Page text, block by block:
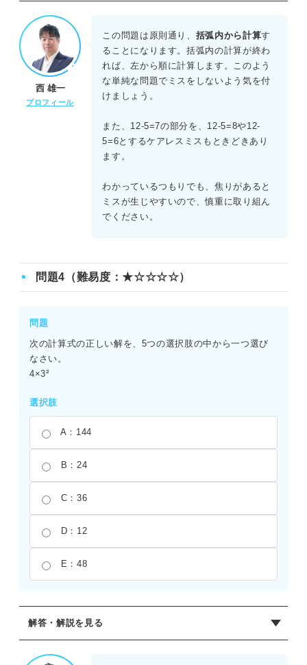
正解：C
足し算と引き算の式だが、括弧があるため、括弧内の計算
が優先される。まず、括弧内の12-5を計算すると7になる。
これに8を足すと、8+7=15となる。したがって、15が正し
い答えである。括弧を無視して前から計算すると異なる数
値になるため、計算の順序に注意することが重要。
西 雄一
プロフィール
この問題は原則通り、 括弧内から計算す
ることになります。括弧内の計算が終わ
れば、左から順に計算します。このよう
な単純な問題でミスをしないよう気を付
けましょう。
また、12-5=7の部分を、12-5=8や12-
5=6とするケアレスミスもときどきあり
ます。
わかっているつもりでも、焦りがあると
ミスが生じやすいので、慎重に取り組ん
でください。
問題4（難易度：★☆☆☆☆）
問題
次の計算式の正しい解を、5つの選択肢の中から一つ選び
なさい。
4×3²
選択肢
A：144
B：24
C：36
D：12
E：48
解答・解説を見る
正解：C